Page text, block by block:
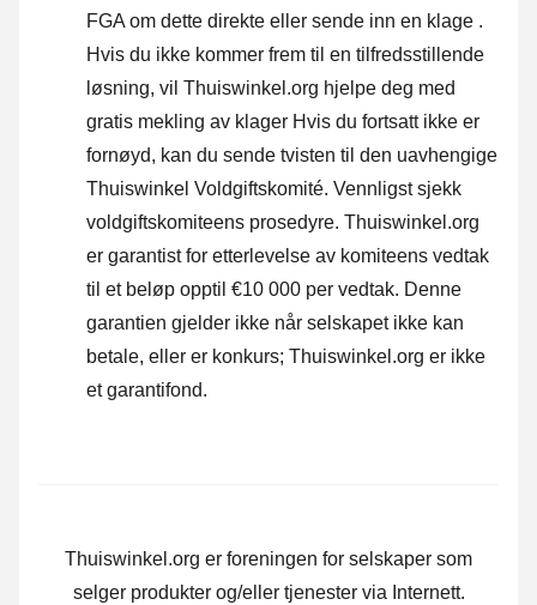
FGA om dette direkte eller sende inn en klage .
Hvis du ikke kommer frem til en tilfredsstillende
løsning, vil Thuiswinkel.org hjelpe deg med
gratis mekling av klager Hvis du fortsatt ikke er
fornøyd, kan du sende tvisten til den uavhengige
Thuiswinkel Voldgiftskomité. Vennligst sjekk
voldgiftskomiteens prosedyre. Thuiswinkel.org
er garantist for etterlevelse av komiteens vedtak
til et beløp opptil €10 000 per vedtak. Denne
garantien gjelder ikke når selskapet ikke kan
betale, eller er konkurs; Thuiswinkel.org er ikke
et garantifond.
Thuiswinkel.org er foreningen for selskaper som
selger produkter og/eller tjenester via Internett.